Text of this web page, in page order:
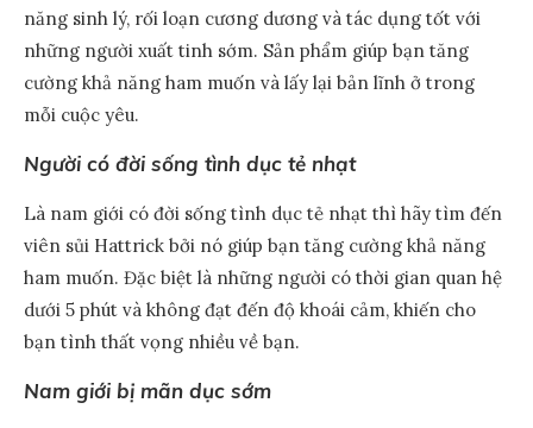
năng sinh lý, rối loạn cương dương và tác dụng tốt với
những người xuất tinh sớm. Sản phẩm giúp bạn tăng
cường khả năng ham muốn và lấy lại bản lĩnh ở trong
mỗi cuộc yêu.
Người có đời sống tình dục tẻ nhạt
Là nam giới có đời sống tình dục tẻ nhạt thì hãy tìm đến
viên sủi Hattrick bởi nó giúp bạn tăng cường khả năng
ham muốn. Đặc biệt là những người có thời gian quan hệ
dưới 5 phút và không đạt đến độ khoái cảm, khiến cho
bạn tình thất vọng nhiều về bạn.
Nam giới bị mãn dục sớm